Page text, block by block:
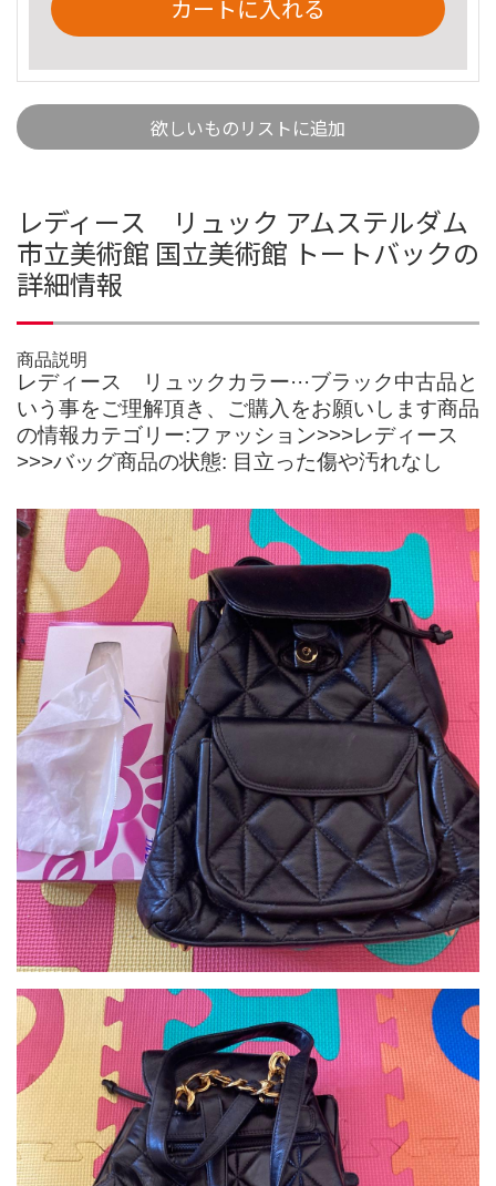
カートに入れる
欲しいものリストに追加
レディース リュック アムステルダム
市立美術館 国立美術館 トートバックの
詳細情報
商品説明
レディース リュックカラー···ブラック中古品と
いう事をご理解頂き、ご購入をお願いします商品
の情報カテゴリー:ファッション>>>レディース
>>>バッグ商品の状態: 目立った傷や汚れなし